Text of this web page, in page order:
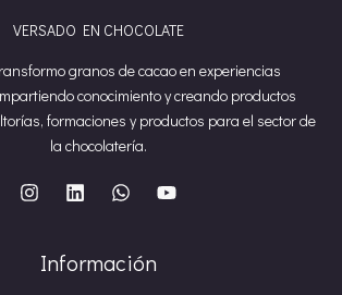
VERSADO EN CHOCOLATE
granos de cacao en experiencias
conocimiento y creando productos
formaciones y productos para el sector de
la chocolatería.
Información